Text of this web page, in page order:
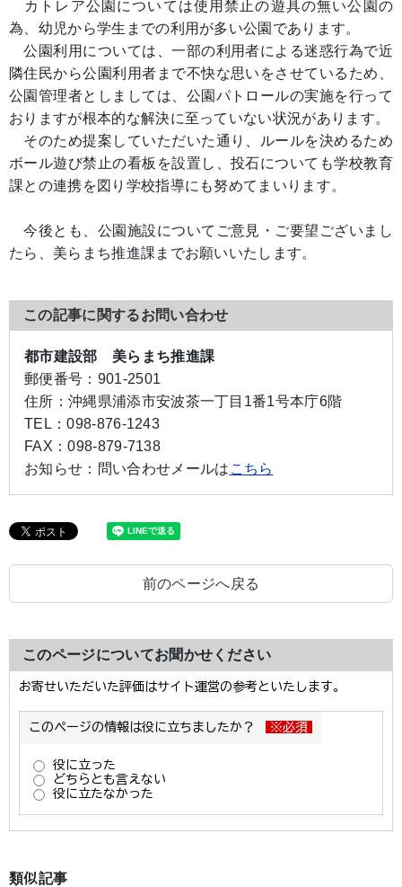
カトレア公園については使用禁止の遊具の無い公園の
為、幼児から学生までの利用が多い公園であります。
公園利用については、一部の利用者による迷惑行為で近
隣住民から公園利用者まで不快な思いをさせているため、
公園管理者としましては、公園パトロールの実施を行って
おりますが根本的な解決に至っていない状況があります。
そのため提案していただいた通り、ルールを決めるため
ボール遊び禁止の看板を設置し、投石についても学校教育
課との連携を図り学校指導にも努めてまいります。
今後とも、公園施設についてご意見・ご要望ございまし
たら、美らまち推進課までお願いいたします。
この記事に関するお問い合わせ
都市建設部 美らまち推進課
郵便番号： 901-2501
住所： 沖縄県浦添市安波茶一丁目1番1号本庁6階
TEL：098-876-1243
FAX：098-879-7138
お知らせ： 問い合わせメールは こちら
前のページへ戻る
このページについてお聞かせください
類似記事